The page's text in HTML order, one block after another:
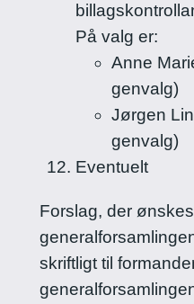
På valg er:
Anne
genvalg)
Jørgen
genvalg)
Eventuelt
Forslag, der
skriftligt til